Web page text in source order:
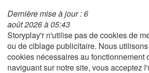
Dernière mise à jour : 6
août 2026 à 05:43
Storyplay'r n'utilise pas de cookies de
ou de ciblage publicitaire. Nous
cookies nécessaires au fonctionnement
naviguant sur notre site, vous acceptez